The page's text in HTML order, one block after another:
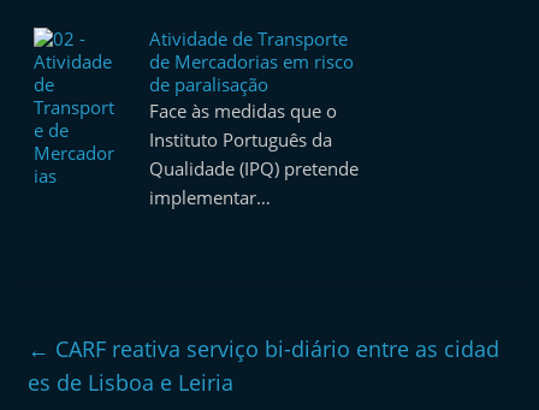
m
P
o
r
t
u
Atividade de Transporte
de Mercadorias em risco
de paralisação
Face às medidas que o
Instituto Português da
Qualidade (IPQ) pretende
implementar…
← CARF reativa serviço bi-diário entre as cidad
es de Lisboa e Leiria